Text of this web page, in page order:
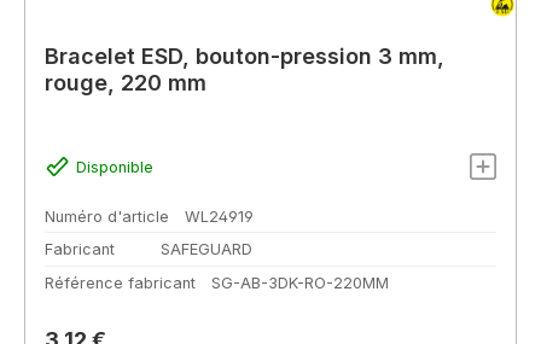
Bracelet ESD, bouton-pression 3 mm,
rouge, 220 mm
Disponible
Numéro d'article
WL24919
Fabricant
SAFEGUARD
Référence fabricant
SG-AB-3DK-RO-220MM
Prix régulier :